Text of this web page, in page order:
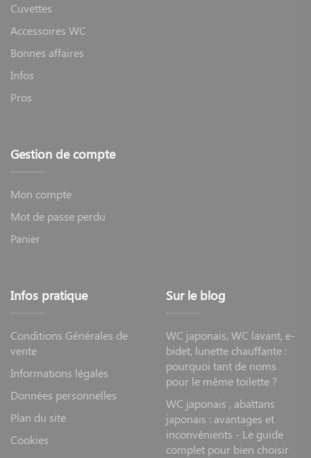
Cuvettes
Accessoires WC
Bonnes affaires
Infos
Pros
Gestion de compte
Mon compte
Mot de passe perdu
Panier
Infos pratique
Conditions Générales de
vente
Informations légales
Données personnelles
Plan du site
Cookies
Sur le blog
WC japonais, WC lavant, e-
bidet, lunette chauffante :
pourquoi tant de noms
pour le même toilette ?
WC japonais , abattans
japonais : avantages et
inconvénients - Le guide
complet pour bien choisir